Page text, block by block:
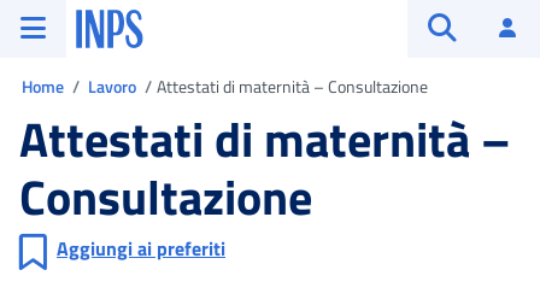
Vai al menu principale
Vai al contenuto principale
Vai al pie' di pagina
INPS ()
Home Lavoro Attestati di maternità – Consultazione
Attestati di maternità –
Consultazione
Aggiungi ai preferiti